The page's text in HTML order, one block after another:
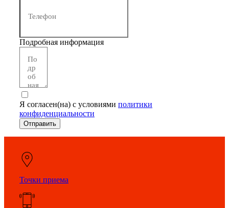
Подробная информация
Я согласен(на) с условиями политики
конфиденциальности
Отправить
Точки приема